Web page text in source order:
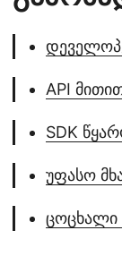
API
SDK
უფასო
ცოცხალი